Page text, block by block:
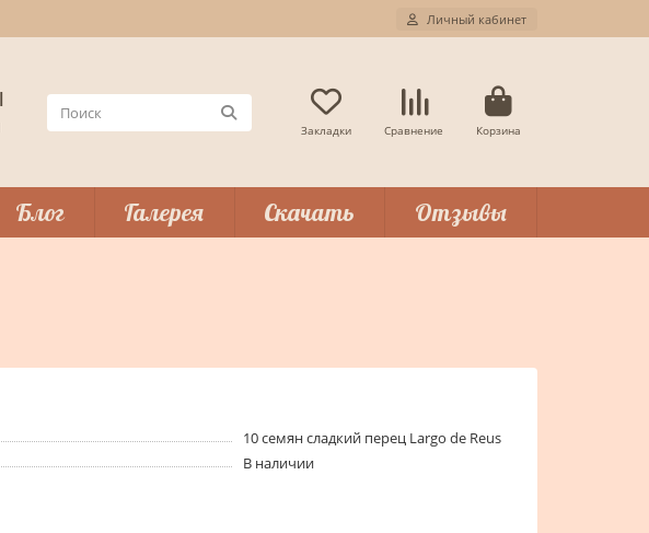
Личный кабинет
Закладки Сравнение Корзина
Блог Галерея Скачать Отзывы
10 семян сладкий перец Largo de Reus
В наличии